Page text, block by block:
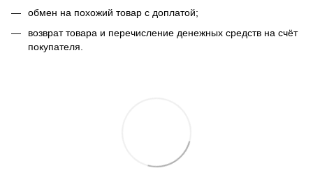
обмен на похожий товар с доплатой;
возврат товара и перечисление денежных средств на счёт
покупателя.